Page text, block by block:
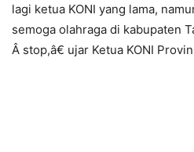
lagi ketua KONI yang lama,
semoga olahraga di kabupaten
Â stop,â€ ujar Ketua KONI